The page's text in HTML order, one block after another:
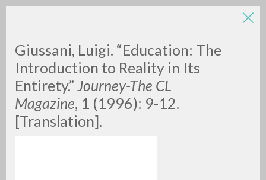
Giussani, Luigi. “Education: The
Introduction to Reality in Its
Entirety.” Journey-The CL
Magazine, 1 (1996): 9-12.
[Translation].
LUIGI
GIUSSANI